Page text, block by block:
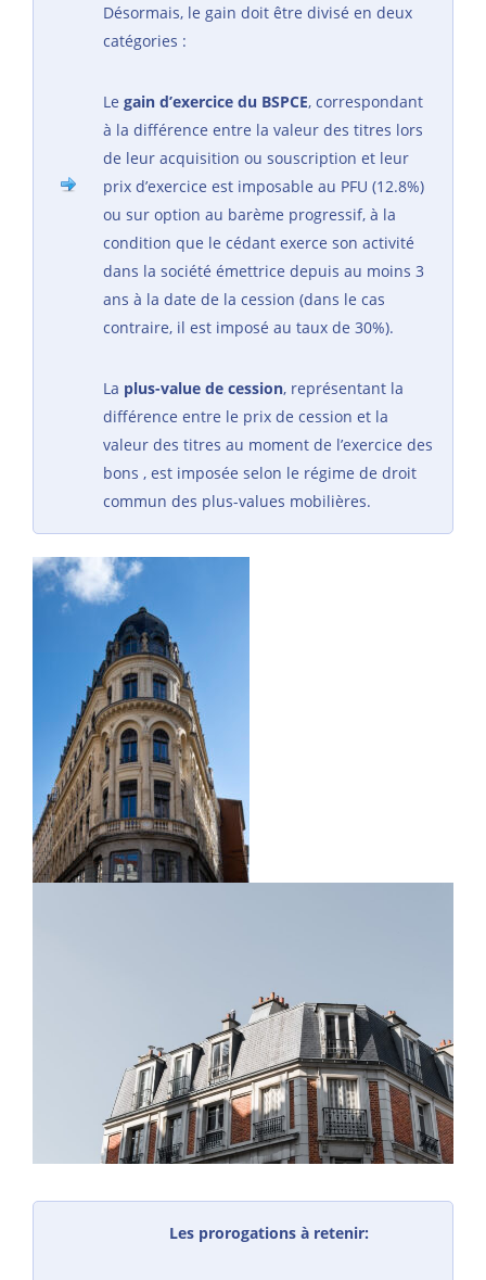
Désormais, le gain doit être divisé en deux
catégories :
Le gain d’exercice du BSPCE, correspondant
à la différence entre la valeur des titres lors
de leur acquisition ou souscription et leur
prix d’exercice est imposable au PFU (12.8%)
ou sur option au barème progressif, à la
condition que le cédant exerce son activité
dans la société émettrice depuis au moins 3
ans à la date de la cession (dans le cas
contraire, il est imposé au taux de 30%).
La plus-value de cession, représentant la
différence entre le prix de cession et la
valeur des titres au moment de l’exercice des
bons , est imposée selon le régime de droit
commun des plus-values mobilières.
Les prorogations à retenir: